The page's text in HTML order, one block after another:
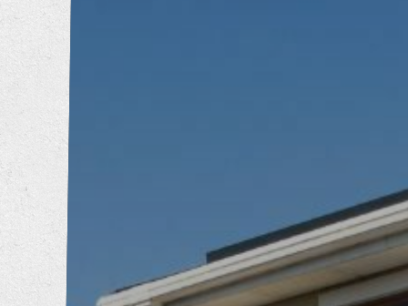
キッチンリフォーム
増改築工事
防音工事
外壁塗装工事
内装工事